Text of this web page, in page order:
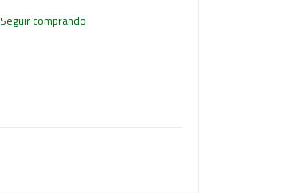
Seguir comprando